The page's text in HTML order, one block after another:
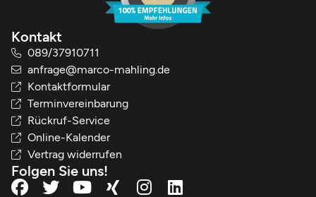
Kontakt
089/37910711
anfrage@marco-mahling.de
Kontaktformular
Terminvereinbarung
Rückruf-Service
Online-Kalender
Vertrag widerrufen
Folgen Sie uns!